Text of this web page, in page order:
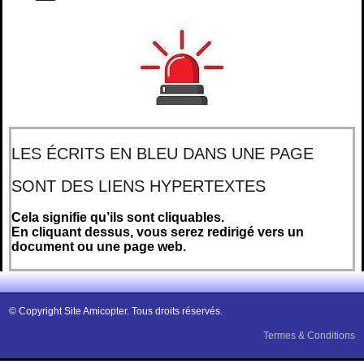
LES ÉCRITS EN BLEU DANS UNE PAGE
SONT DES LIENS HYPERTEXTES
Cela signifie qu’ils sont cliquables.
En cliquant dessus, vous serez redirigé vers un
document ou une page web.
© Copyright Site Amicopter. Tous droits réservés.
Termes & Conditions